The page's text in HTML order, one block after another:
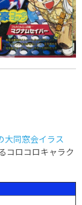
大同窓会イラス
コロコロキャラク